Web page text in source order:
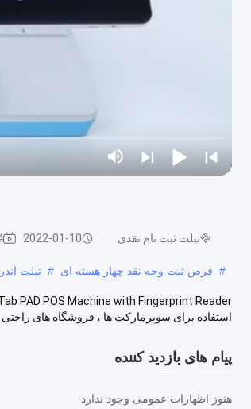
تبلت ثبت نام نقدی 2022-01-10
# قرص ثبت وجه نقد چهار هسته ای # تبلت اندروید 5.1
استفاده برای سوپرمارکت ها ، فروشگاه های
پیام های بازدید کننده
هنوز اظهارات عمومی وجود ندارد